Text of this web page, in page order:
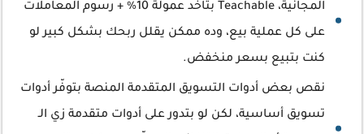
المجانية، Teachable بتاخد عمولة 10% + رسوم المعاملات
على كل عملية بيع، وده ممكن يقلل ربحك بشكل كبير لو
كنت بتبيع بسعر منخفض.
نقص بعض أدوات التسويق المتقدمة المنصة بتوفّر أدوات
تسويق أساسية، لكن لو بتدور على أدوات متقدمة زي الـ